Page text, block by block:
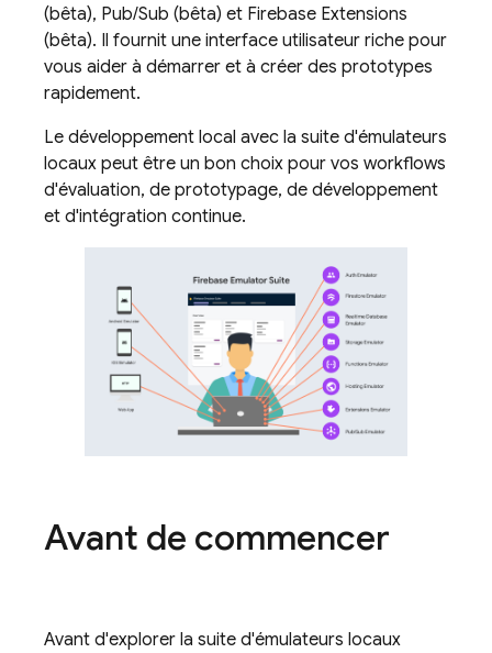
(bêta), Pub/Sub (bêta) et Firebase Extensions
(bêta). Il fournit une interface utilisateur riche pour
vous aider à démarrer et à créer des prototypes
rapidement.
Le développement local avec la suite d'émulateurs
locaux peut être un bon choix pour vos workflows
d'évaluation, de prototypage, de développement
et d'intégration continue.
Avant de commencer
Avant d'explorer la suite d'émulateurs locaux